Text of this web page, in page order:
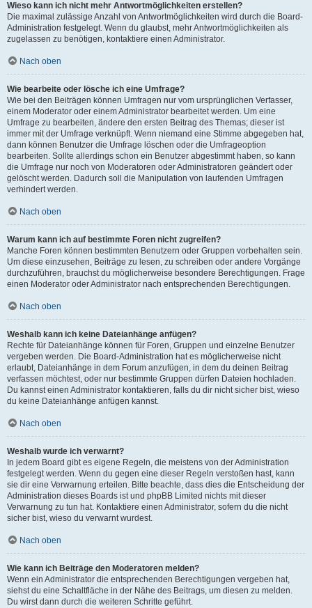
Wieso kann ich nicht mehr Antwortmöglichkeiten erstellen?
Die maximal zulässige Anzahl von Antwortmöglichkeiten wird durch die Board-
Administration festgelegt. Wenn du glaubst, mehr Antwortmöglichkeiten als
zugelassen zu benötigen, kontaktiere einen Administrator.
Nach oben
Wie bearbeite oder lösche ich eine Umfrage?
Wie bei den Beiträgen können Umfragen nur vom ursprünglichen Verfasser,
einem Moderator oder einem Administrator bearbeitet werden. Um eine
Umfrage zu bearbeiten, ändere den ersten Beitrag des Themas; dieser ist
immer mit der Umfrage verknüpft. Wenn niemand eine Stimme abgegeben hat,
dann können Benutzer die Umfrage löschen oder die Umfrageoption
bearbeiten. Sollte allerdings schon ein Benutzer abgestimmt haben, so kann
die Umfrage nur noch von Moderatoren oder Administratoren geändert oder
gelöscht werden. Dadurch soll die Manipulation von laufenden Umfragen
verhindert werden.
Nach oben
Warum kann ich auf bestimmte Foren nicht zugreifen?
Manche Foren können bestimmten Benutzern oder Gruppen vorbehalten sein.
Um diese einzusehen, Beiträge zu lesen, zu schreiben oder andere Vorgänge
durchzuführen, brauchst du möglicherweise besondere Berechtigungen. Frage
einen Moderator oder Administrator nach entsprechenden Berechtigungen.
Nach oben
Weshalb kann ich keine Dateianhänge anfügen?
Rechte für Dateianhänge können für Foren, Gruppen und einzelne Benutzer
vergeben werden. Die Board-Administration hat es möglicherweise nicht
erlaubt, Dateianhänge in dem Forum anzufügen, in dem du deinen Beitrag
verfassen möchtest, oder nur bestimmte Gruppen dürfen Dateien hochladen.
Du kannst einen Administrator kontaktieren, falls du dir nicht sicher bist, wieso
du keine Dateianhänge anfügen kannst.
Nach oben
Weshalb wurde ich verwarnt?
In jedem Board gibt es eigene Regeln, die meistens von der Administration
festgelegt werden. Wenn du gegen eine dieser Regeln verstoßen hast, kann
sie dir eine Verwarnung erteilen. Bitte beachte, dass dies die Entscheidung der
Administration dieses Boards ist und phpBB Limited nichts mit dieser
Verwarnung zu tun hat. Kontaktiere einen Administrator, sofern du die nicht
sicher bist, wieso du verwarnt wurdest.
Nach oben
Wie kann ich Beiträge den Moderatoren melden?
Wenn ein Administrator die entsprechenden Berechtigungen vergeben hat,
siehst du eine Schaltfläche in der Nähe des Beitrags, um diesen zu melden.
Du wirst dann durch die weiteren Schritte geführt.